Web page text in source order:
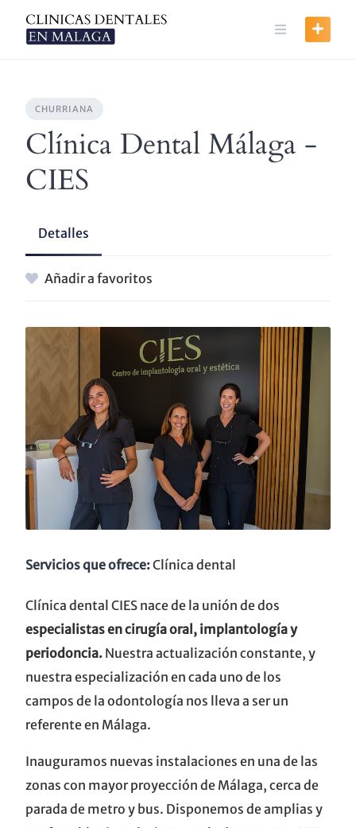
content
CHURRIANA
Clínica Dental Málaga -
CIES
Detalles
Añadir a favoritos
Servicios que ofrece:Clínica dental
Clínica dental CIES nace de la unión de dos
especialistas en cirugía oral, implantología y
periodoncia. Nuestra actualización constante, y
nuestra especialización en cada uno de los
campos de la odontología nos lleva a ser un
referente en Málaga.
Inauguramos nuevas instalaciones en una de las
zonas con mayor proyección de Málaga, cerca de
parada de metro y bus. Disponemos de amplias y